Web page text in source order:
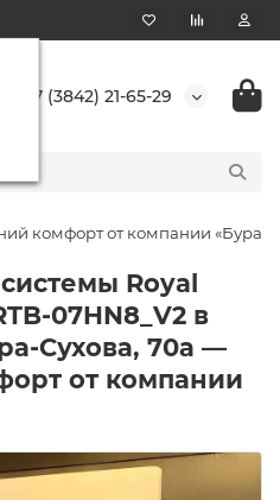
+7 (3842) 21-65-29
комфорт от компании «Буран»
Royal
07HN8_V2 в
Сухова, 70а —
от компании